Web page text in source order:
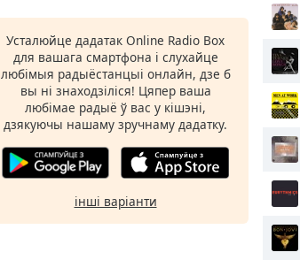
Усталюйце дадатак Online Radio Box
для вашага смартфона і слухайце
любімыя радыёстанцыі онлайн, дзе б
вы ні знаходзіліся! Цяпер ваша
любімае радыё ў вас у кішэні,
дзякуючы нашаму зручнаму дадатку.
інші варіанти